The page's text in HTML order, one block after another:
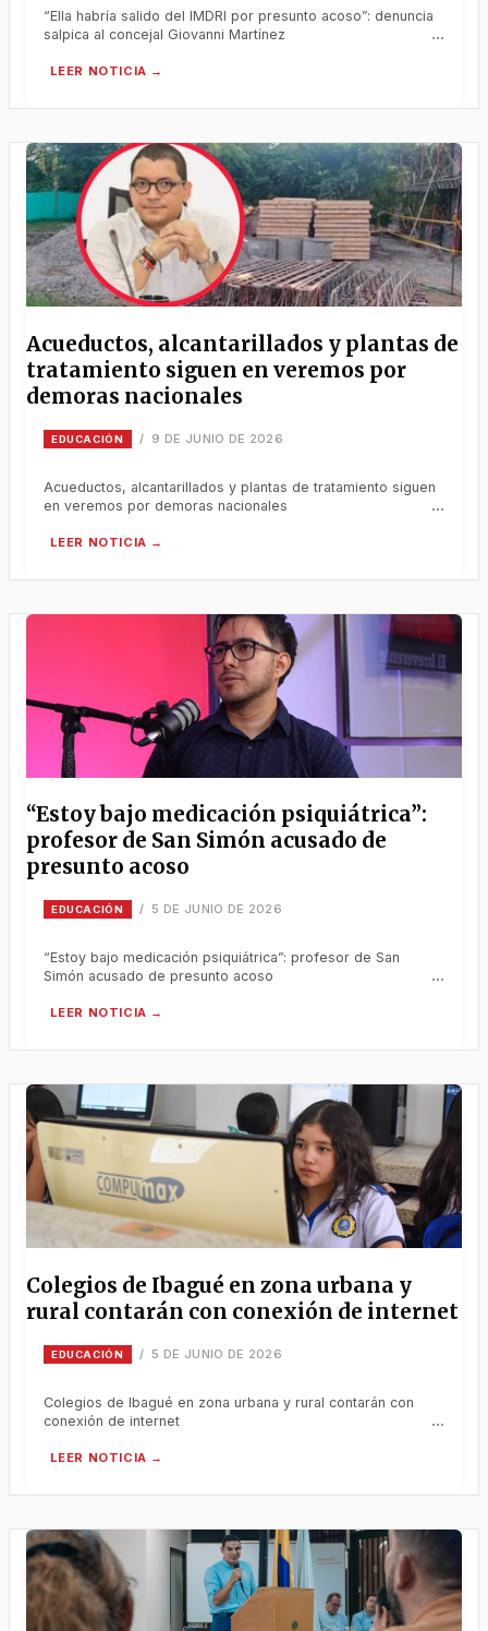
“Ella habría salido del IMDRI por presunto acoso”: denuncia
salpica al concejal Giovanni Martínez
Acueductos, alcantarillados y plantas de
tratamiento siguen en veremos por
demoras nacionales
EDUCACIÓN / 9 DE JUNIO DE 2026
Acueductos, alcantarillados y plantas de tratamiento siguen
en veremos por demoras nacionales
“Estoy bajo medicación psiquiátrica”:
profesor de San Simón acusado de
presunto acoso
EDUCACIÓN / 5 DE JUNIO DE 2026
“Estoy bajo medicación psiquiátrica”: profesor de San
Simón acusado de presunto acoso
Colegios de Ibagué en zona urbana y
rural contarán con conexión de internet
EDUCACIÓN / 5 DE JUNIO DE 2026
Colegios de Ibagué en zona urbana y rural contarán con
conexión de internet